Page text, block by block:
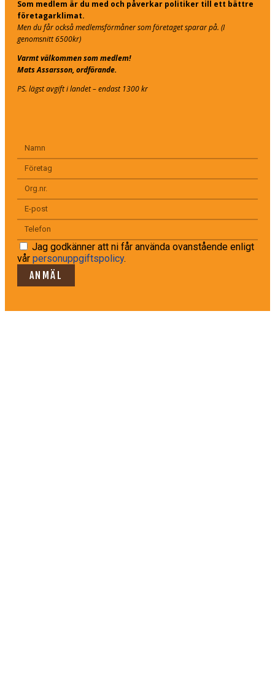
Som medlem är du med och påverkar politiker till ett bättre
företagarklimat.
Men du får också medlemsförmåner som företaget sparar på. (I
genomsnitt 6500kr)
Varmt välkommen som medlem!
Mats Assarsson, ordförande.
PS. lägst avgift i landet – endast 1300 kr
Jag godkänner att ni får använda ovanstående enligt
vår personuppgiftspolicy.
ANMÄL